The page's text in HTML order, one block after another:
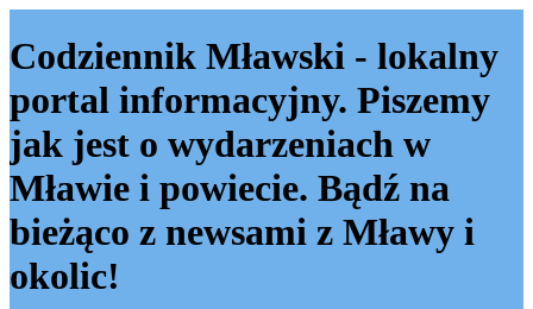
Codziennik Mławski - lokalny
portal informacyjny. Piszemy
jak jest o wydarzeniach w
Mławie i powiecie. Bądź na
bieżąco z newsami z Mławy i
okolic!